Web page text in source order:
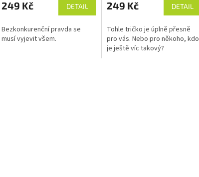
249 Kč DETAIL
Bezkonkurenční pravda se
musí vyjevit všem.
249 Kč DETAIL
Tohle tričko je úplně přesně
pro vás. Nebo pro někoho, kdo
je ještě víc takový?